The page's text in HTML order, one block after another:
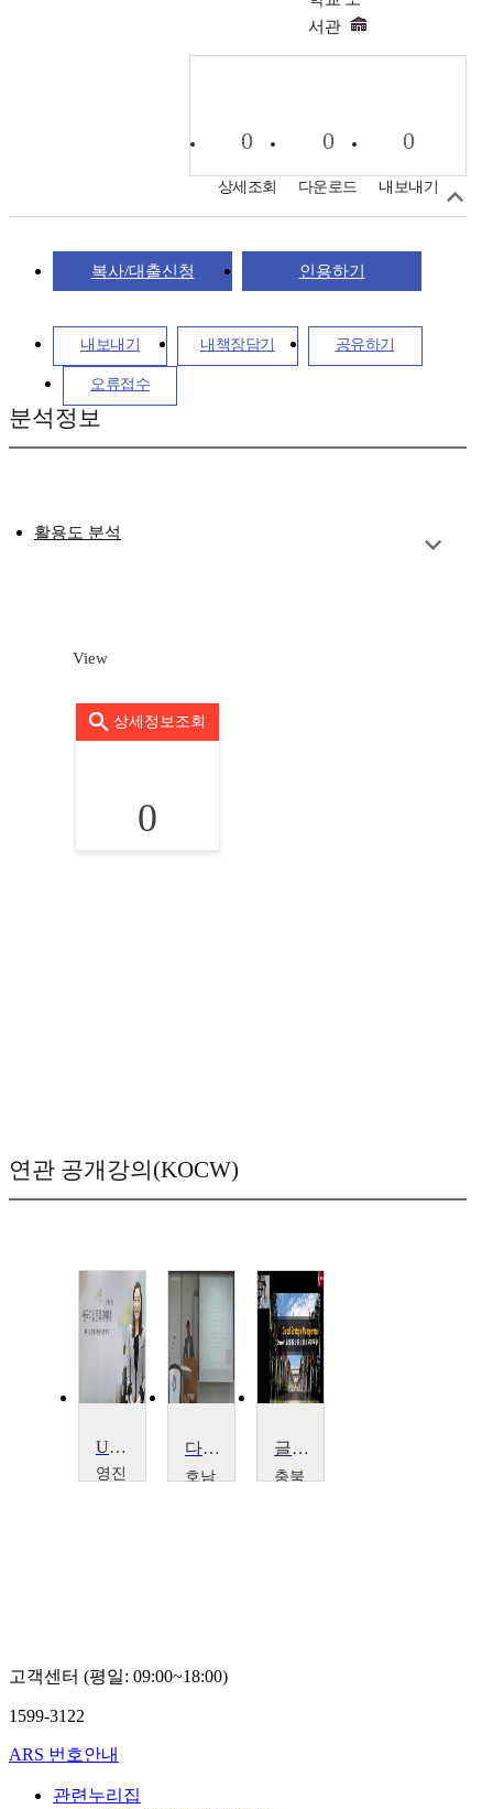
서관
0
상세조회
0
다운로드
0
내보내기
복사/대출신청 인용하기
내보내기 내책장담기 공유하기
오류접수
분석정보
활용도 분석
View
상세정보조회
0
연관 공개강의(KOCW)
Understanding of Korean Corporations Culture
영진
다국적기업론
호남
글로벌 경영전략
충북
고객센터 (평일: 09:00~18:00)
1599-3122
ARS 번호안내
관련누리집